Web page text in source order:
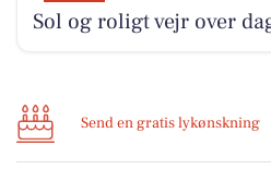
Sol og roligt vejr over
Send en gratis lykønskning